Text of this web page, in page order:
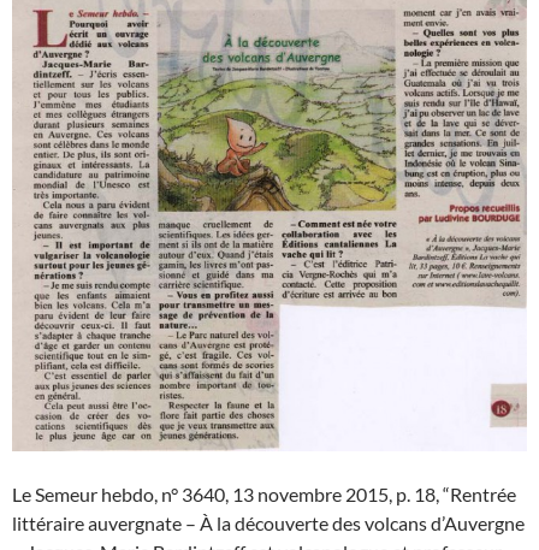
Le Semeur hebdo, n° 3640, 13 novembre 2015, p. 18, “Rentrée
littéraire auvergnate – À la découverte des volcans d’Auvergne